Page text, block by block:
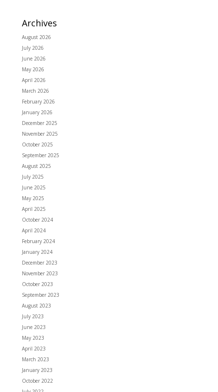
Archives
August 2026
July 2026
June 2026
May 2026
April 2026
March 2026
February 2026
January 2026
December 2025
November 2025
October 2025
September 2025
August 2025
July 2025
June 2025
May 2025
April 2025
October 2024
April 2024
February 2024
January 2024
December 2023
November 2023
October 2023
September 2023
August 2023
July 2023
June 2023
May 2023
April 2023
March 2023
January 2023
October 2022